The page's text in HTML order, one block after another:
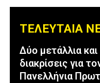
ΤΕΛΕΥΤΑΙΑ
Δύο μετάλλια
διακρίσεις για
Πανελλήνια